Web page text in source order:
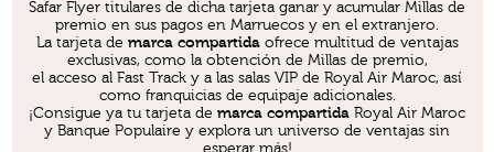
Safar Flyer titulares de dicha tarjeta ganar y acumular Millas de
premio en sus pagos en Marruecos y en el extranjero.
La tarjeta de marca compartidaofrece multitud de ventajas
exclusivas, como la obtención de Millas de premio,
el acceso al Fast Track y a las salas VIP de Royal Air Maroc, así
como franquicias de equipaje adicionales.
¡Consigue ya tu tarjeta de marca compartida Royal Air Maroc
y Banque Populaire y explora un universo de ventajas sin